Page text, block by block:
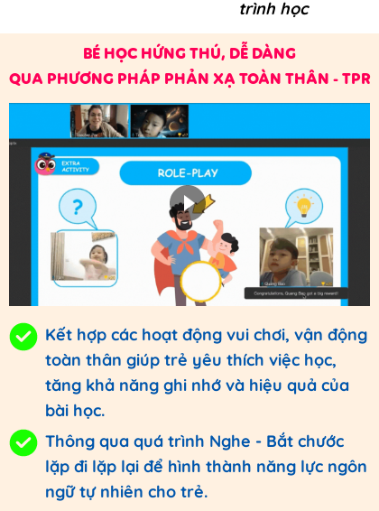
trình học
BÉ HỌC HỨNG THÚ, DỄ DÀNG
QUA PHƯƠNG PHÁP PHẢN XẠ TOÀN THÂN - TPR
Kết hợp các hoạt động vui chơi, vận động
toàn thân giúp trẻ yêu thích việc học,
tăng khả năng ghi nhớ và hiệu quả của
bài học.
Thông qua quá trình Nghe - Bắt chước
lặp đi lặp lại để hình thành năng lực ngôn
ngữ tự nhiên cho trẻ.